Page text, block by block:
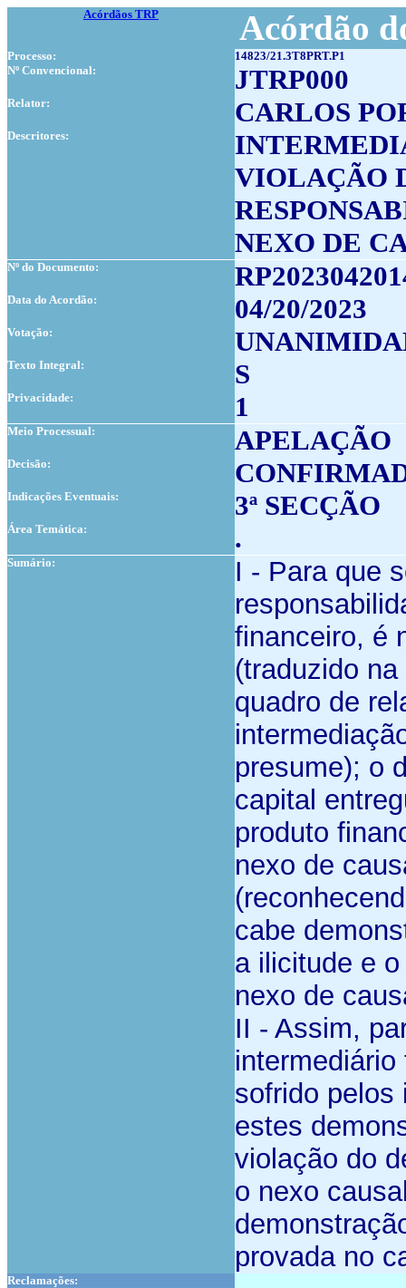
Acórdãos TRP Acórdão
Processo:
14823/21.3T8PRT.P1
Nº Convencional:
JTRP000
Relator: CARLOS
Descritores:
VIOLAÇÃO
NEXO DE
Nº do Documento:
Data do Acordão: 04/20/2023
Votação:
Texto Integral: S
Privacidade: 1
Meio Processual: APELAÇÃO
Decisão:
Indicações Eventuais: 3ª SECÇÃO
Área Temática: .
Sumário:
I - Para que
financeiro, é
(traduzido
quadro de
presume); o
capital
produto
nexo de
cabe
a ilicitude e
nexo de
II - Assim,
sofrido pelos
estes
violação do
o nexo
provada no
Reclamações: